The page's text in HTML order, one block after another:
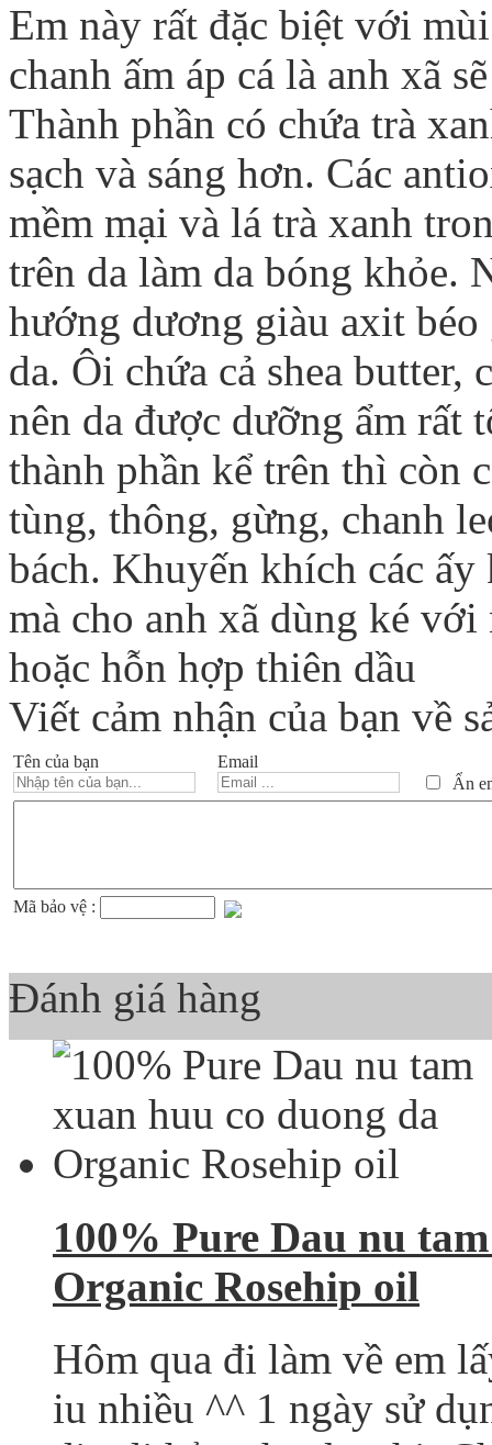
Em này rất đặc biệt với
chanh ấm áp cá là anh xã
Thành phần có chứa trà
sạch và sáng hơn. Các
mềm mại và lá trà xanh
trên da làm da bóng khỏe.
hướng dương giàu axit
da. Ôi chứa cả shea
nên da được dưỡng ẩm rất
thành phần kể trên thì còn
tùng, thông, gừng, chanh
bách. Khuyến khích các
mà cho anh xã dùng ké
hoặc hỗn hợp thiên dầu
Viết cảm nhận của bạn về
Tên của bạn
Email
Ẩn
Mã bảo vệ :
Đánh giá hàng
100% Pure Dau nu
Organic Rosehip oil
Hôm qua đi làm về em
iu nhiều ^^ 1 ngày sử